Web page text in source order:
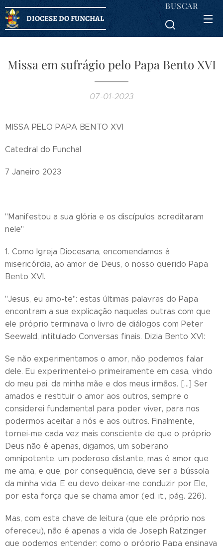
DIOCESE DO FUNCHAL
BUSCAR
Missa em sufrágio pelo Papa Bento XVI
07-01-2023
MISSA PELO PAPA BENTO XVI
Catedral do Funchal
7 Janeiro 2023
"Manifestou a sua glória e os discípulos acreditaram
nele"
1. Como Igreja Diocesana, encomendamos à
misericórdia, ao amor de Deus, o nosso querido Papa
Bento XVI.
"Jesus, eu amo-te": estas últimas palavras do Papa
encontram a sua explicação naquelas outras com que
ele próprio terminava o livro de diálogos com Peter
Seewald, intitulado Conversas finais. Dizia Bento XVI:
Se não experimentamos o amor, não podemos falar
dele. Eu experimentei-o primeiramente em casa, vindo
do meu pai, da minha mãe e dos meus irmãos. [...] Ser
amados e restituir o amor aos outros, sempre o
considerei fundamental para poder viver, para nos
podermos aceitar a nós e aos outros. Finalmente,
tornei-me cada vez mais consciente de que o próprio
Deus não é apenas, digamos, um soberano
omnipotente, um poderoso distante, mas é amor que
me ama, e que, por consequência, deve ser a bússola
da minha vida. E eu devo deixar-me conduzir por Ele,
por esta força que se chama amor (ed. it., pág. 226).
Mas, com esta chave de leitura (que ele próprio nos
ofereceu), não é apenas a vida de Joseph Ratzinger
que podemos entender: como o próprio Papa ensinava